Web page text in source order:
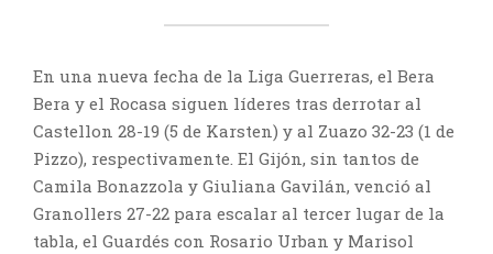
En una nueva fecha de la Liga Guerreras, el Bera
Bera y el Rocasa siguen líderes tras derrotar al
Castellon 28-19 (5 de Karsten) y al Zuazo 32-23 (1 de
Pizzo), respectivamente. El Gijón, sin tantos de
Camila Bonazzola y Giuliana Gavilán, venció al
Granollers 27-22 para escalar al tercer lugar de la
tabla, el Guardés con Rosario Urban y Marisol